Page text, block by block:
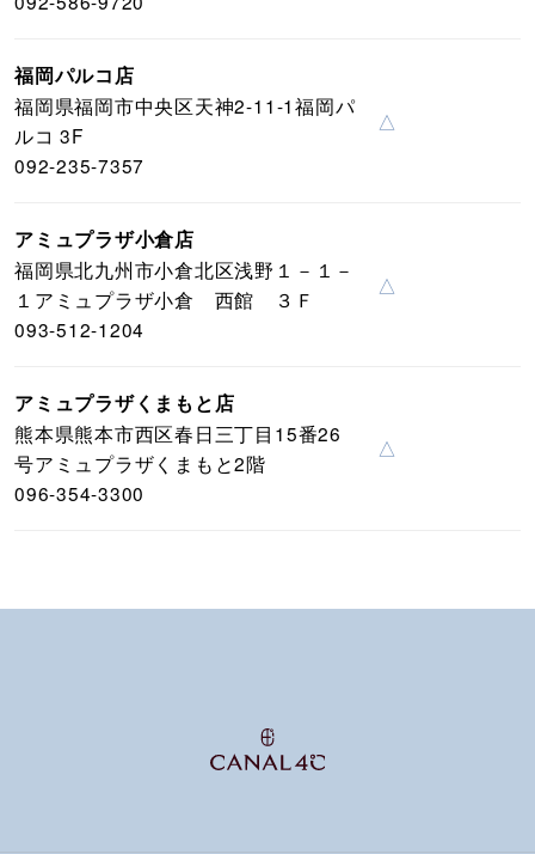
福岡パルコ店
福岡県福岡市中央区天神2-11-1福岡パ
ルコ 3F
092-235-7357
△
アミュプラザ小倉店
福岡県北九州市小倉北区浅野１－１－
１アミュプラザ小倉 西館 ３Ｆ
093-512-1204
△
アミュプラザくまもと店
熊本県熊本市西区春日三丁目15番26
号アミュプラザくまもと2階
096-354-3300
△